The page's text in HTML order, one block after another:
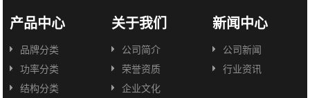
产品中心
品牌分类
功率分类
结构分类
关于我们
公司简介
荣誉资质
企业文化
新闻中心
公司新闻
行业资讯